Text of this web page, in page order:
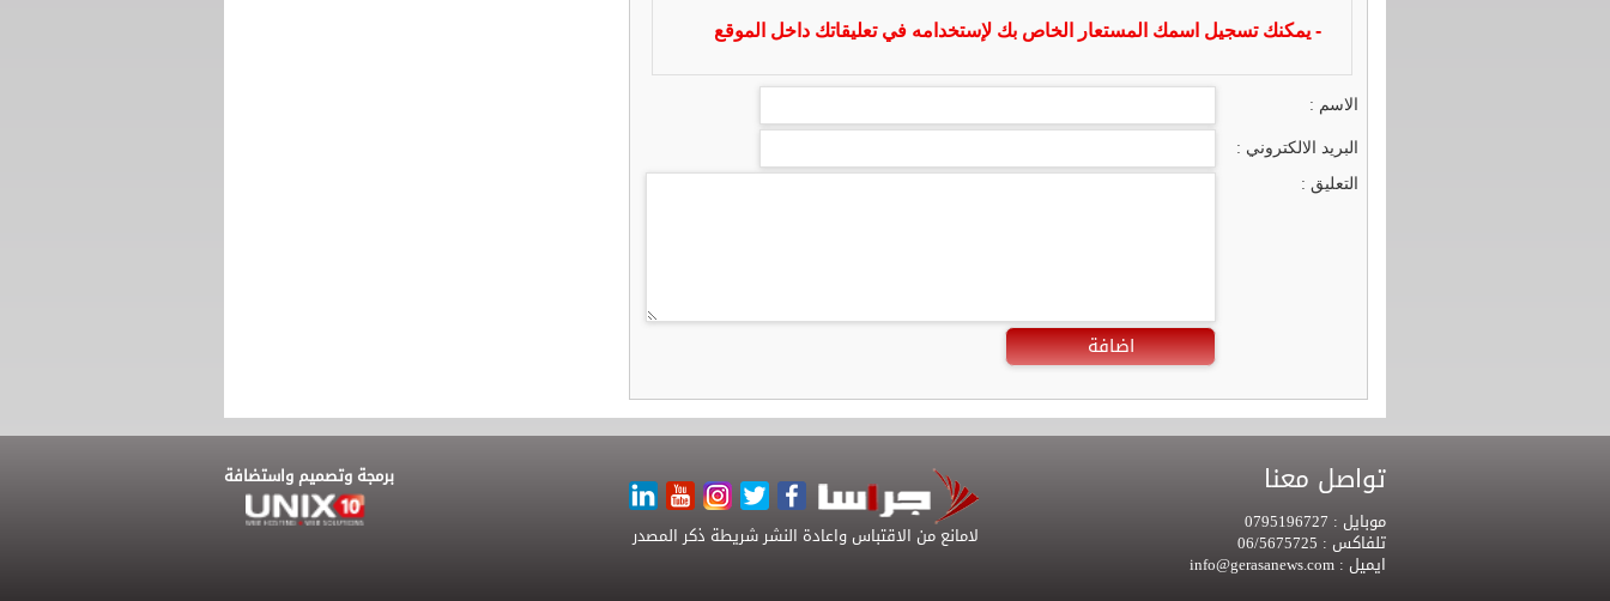
- يمكنك تسجيل اسمك المستعار الخاص بك لإستخدامه في تعليقاتك داخل الموقع
الاسم :
البريد الالكتروني :
التعليق :
اضافة
تواصل معنا
موبايل :
تلفاكس :
ايميل :
لامانع من الاقتباس واعادة النشر شريطة ذكر المصدر
برمجة وتصميم واستضافة